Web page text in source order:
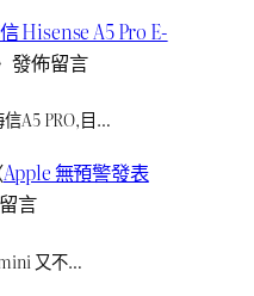
Hisense A5 Pro E-
發佈留言
A5 PRO,目…
Apple 無預警發表
言
又不…